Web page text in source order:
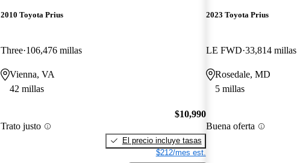
2010 Toyota Prius
Three 106,476 millas
Vienna, VA
42 millas
Trato justo
$10,990
El precio incluye tasas
$212/mes est.
2023 Toyota Prius
LE FWD 33,814 millas
Rosedale, MD
5 millas
Buena oferta